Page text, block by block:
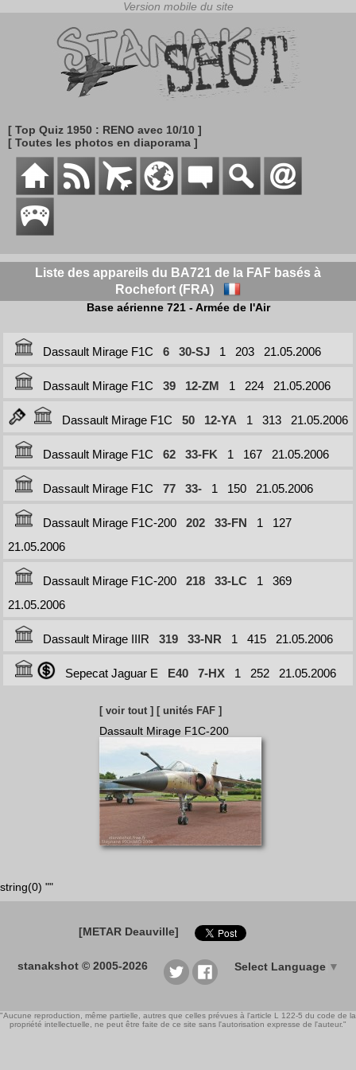
[ Top Quiz 1950 : RENO avec 10/10 ]
[ Toutes les photos en diaporama ]
Liste des appareils du BA721 de la FAF basés à
Rochefort (FRA)
Base aérienne 721 - Armée de l'Air
Dassault Mirage F1C 6 30-SJ 1 203 21.05.2006
Dassault Mirage F1C 39 12-ZM 1 224 21.05.2006
Dassault Mirage F1C 50 12-YA 1 313 21.05.2006
Dassault Mirage F1C 62 33-FK 1 167 21.05.2006
Dassault Mirage F1C 77 33- 1 150 21.05.2006
Dassault Mirage F1C-200 202 33-FN 1
127
21.05.2006
Dassault Mirage F1C-200 218 33-LC 1
369
21.05.2006
Dassault Mirage IIIR 319 33-NR 1 415 21.05.2006
Sepecat Jaguar E E40 7-HX 1 252 21.05.2006
[ voir tout ] [ unités FAF ]
Dassault Mirage F1C-200
string(0) ""
[METAR Deauville]
stanakshot © 2005-2026 Select Language ▼
"Aucune reproduction, même partielle, autres que celles prévues à l'article L 122-5 du code de la
propriété intellectuelle, ne peut être faite de ce site sans l'autorisation expresse de l'auteur."